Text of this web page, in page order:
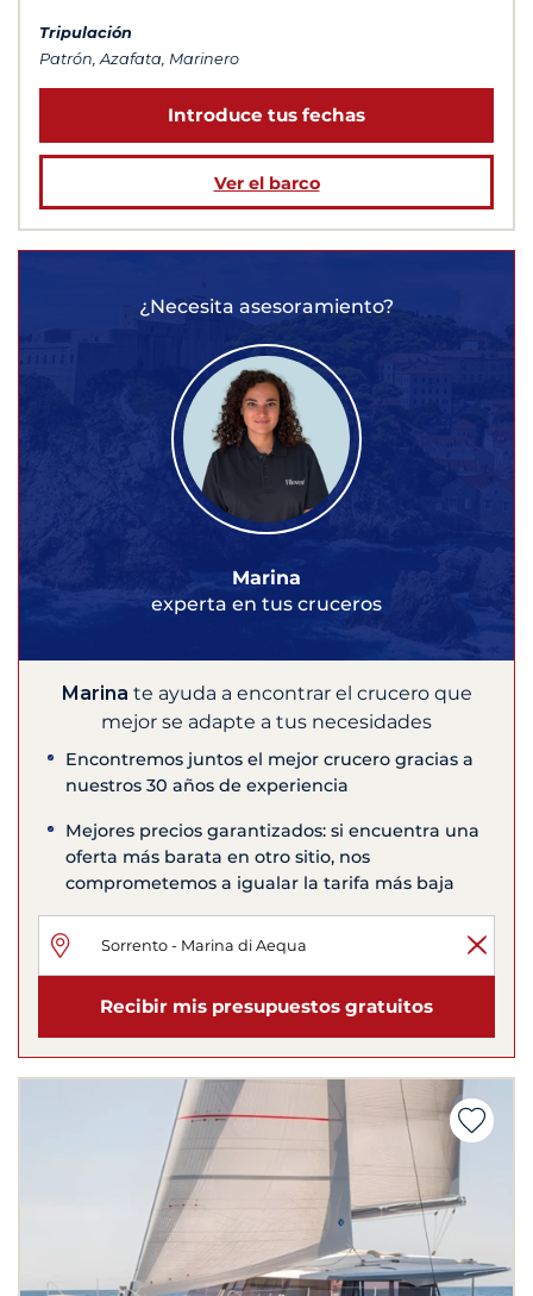
Tripulación
Patrón, Azafata, Marinero
Introduce tus fechas
Ver el barco
¿Necesita asesoramiento?
Marina
experta en tus cruceros
Marina te ayuda a encontrar el crucero que
mejor se adapte a tus necesidades
Encontremos juntos el mejor crucero gracias a
nuestros 30 años de experiencia
Mejores precios garantizados: si encuentra una
oferta más barata en otro sitio, nos
comprometemos a igualar la tarifa más baja
Recibir mis presupuestos gratuitos